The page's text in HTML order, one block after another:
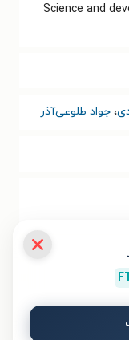
Science and
، جواد طلوعی‌آذر